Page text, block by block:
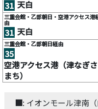
31 天白
三重会館・乙部朝日・空港アクセス港
由
31 天白
三重会館・乙部朝日経由
35
空港アクセス港（津なぎさ
まち）
■: イオンモール津南